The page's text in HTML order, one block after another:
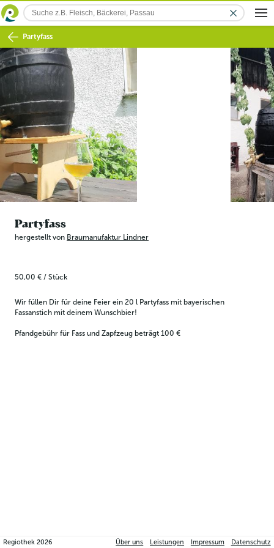
Partyfass
Partyfass
hergestellt von Braumanufaktur Lindner
50,00 € / Stück
Wir füllen Dir für deine Feier ein 20 l Partyfass mit bayerischen
Fassanstich mit deinem Wunschbier!
Pfandgebühr für Fass und Zapfzeug beträgt 100 €
Regiothek2026 Über uns Leistungen Impressum Datenschutz